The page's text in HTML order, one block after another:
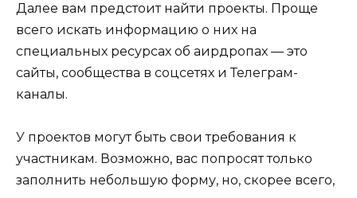
Далее вам предстоит найти проекты. Проще
всего искать информацию о них на
специальных ресурсах об аирдропах — это
сайты, сообщества в соцсетях и Телеграм-
каналы.
У проектов могут быть свои требования к
участникам. Возможно, вас попросят только
заполнить небольшую форму, но, скорее всего,